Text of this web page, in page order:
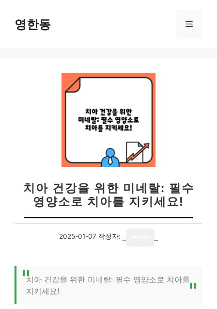
영한동 메
치아 건강을 위한 미네랄: 필수
영양소로 치아를 지키세요!
2025-01-07 작성자:
치아 건강을 위한 미네랄: 필수 영양소로 치아를
지키세요!